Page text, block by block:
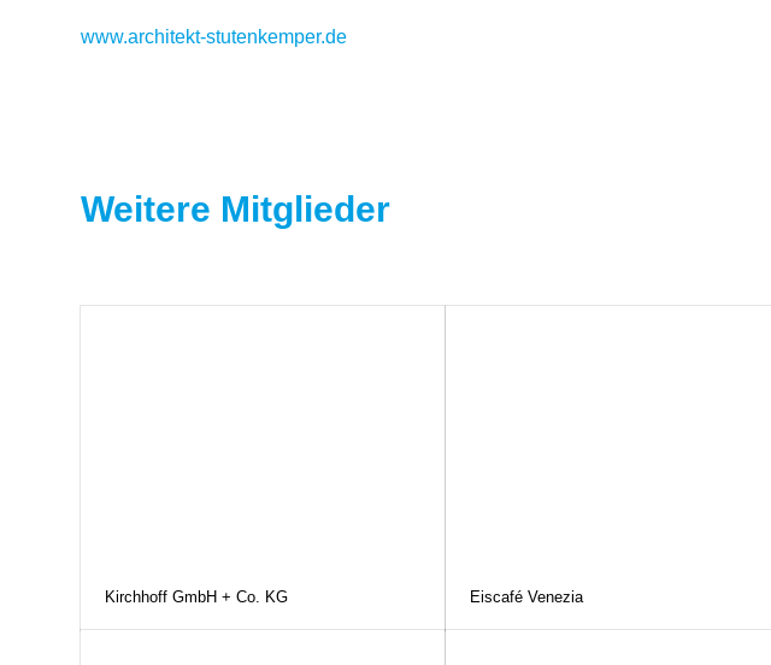
www.architekt-stutenkemper.de
Weitere Mitglieder
Kirchhoff GmbH + Co. KG Eiscafé Venezia